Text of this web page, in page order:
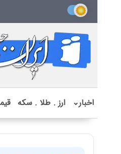
اخبار⌄ ارز . طلا . سکه